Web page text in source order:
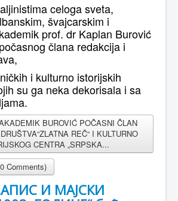
celoga sveta,
švajcarskim i
prof. dr Kaplan Burović
člana redakcija i
i kulturno istorijskih
su ga neka dekorisala i sa
BUROVIĆ POČASNI ČLAN
REČ“ I KULTURNO
CENTRA „SRPSKA...
Comments)
И МАЈСКИ